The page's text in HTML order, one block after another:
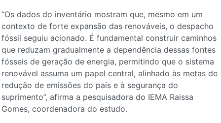
“Os dados do inventário mostram que, mesmo em um
contexto de forte expansão das renováveis, o despacho
fóssil seguiu acionado. É fundamental construir caminhos
que reduzam gradualmente a dependência dessas fontes
fósseis de geração de energia, permitindo que o sistema
renovável assuma um papel central, alinhado às metas de
redução de emissões do país e à segurança do
suprimento”, afirma a pesquisadora do IEMA Raissa
Gomes, coordenadora do estudo.